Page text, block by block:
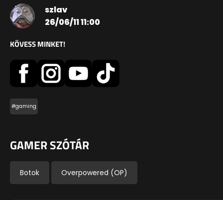
szlav
26/06/11 11:00
KÖVESS MINKET!
#gaming
GAMER SZÓTÁR
Botok Overpowered (OP)